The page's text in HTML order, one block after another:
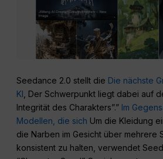
Seedance 2.0 stellt die Die nächste
KI , Der Schwerpunkt liegt dabei auf
Integrität des Charakters”.” Im
Modellen, die sich Um die Kleidung
die Narben im Gesicht über mehrere
konsistent zu halten, verwendet